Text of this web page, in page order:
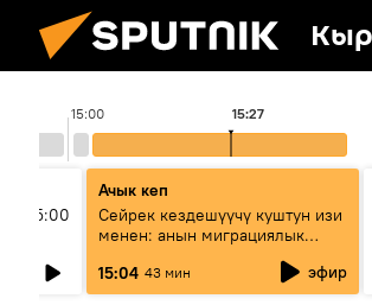
15:00 15:27
15:00
Ачык кеп
Сейрек кездешүүчү куштун изи
менен: анын миграциялык
жолу эмнеден кабар берет?
15:04 43 мин эфир